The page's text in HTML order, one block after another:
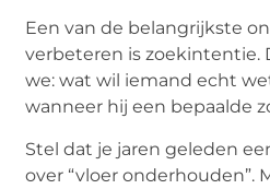
Een van de belangrijkste
verbeteren is zoekintentie.
we: wat wil iemand echt
wanneer hij een bepaalde
Stel dat je jaren geleden
over “vloer onderhouden”.